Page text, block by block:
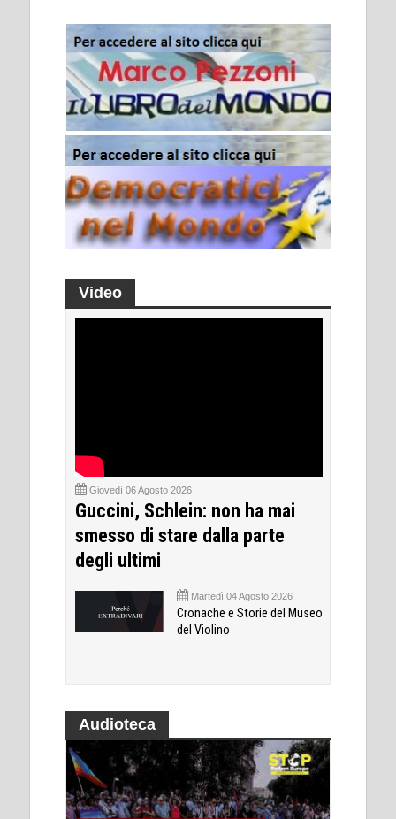
Video
Giovedì 06 Agosto 2026
Guccini, Schlein: non ha mai
smesso di stare dalla parte
degli ultimi
Martedì 04 Agosto 2026
Cronache e Storie del Museo
del Violino
Audioteca